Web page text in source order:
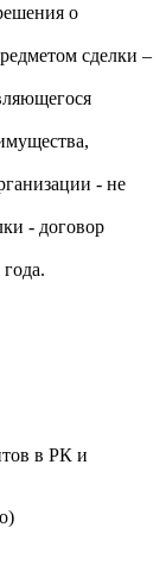
о
сделки –
- не
- договор
в РК и